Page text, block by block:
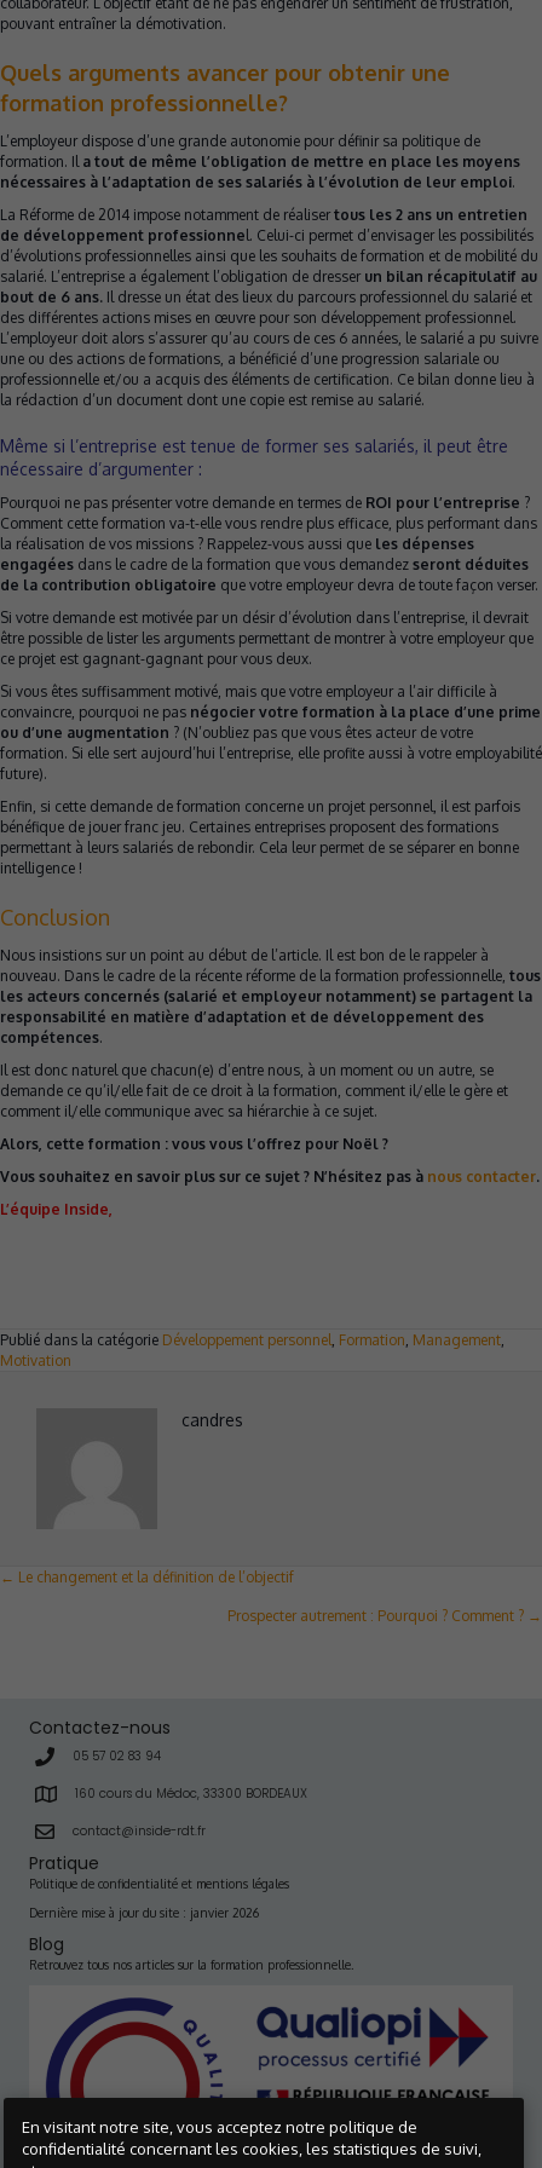
pouvant entraîner la démotivation.
Quels arguments avancer pour obtenir une
formation professionnelle?
L’employeur dispose d’une grande autonomie pour définir sa politique de
formation. Ila tout de même l’obligation de mettre en place les moyens
nécessaires à l’adaptation de ses salariés à l’évolution de leur emploi.
La Réforme de 2014 impose notamment de réaliser tous les 2 ans un entretien
de développement professionnel. Celui-ci permet d’envisager les possibilités
d’évolutions professionnelles ainsi que les souhaits de formation et de mobilité du
salarié. L’entreprise a également l’obligation de dresser un bilan récapitulatif au
bout de 6 ans. Il dresse un état des lieux du parcours professionnel du salarié et
des différentes actions mises en œuvre pour son développement professionnel.
L’employeur doit alors s’assurer qu’au cours de ces 6 années, le salarié a pu suivre
une ou des actions de formations, a bénéficié d’une progression salariale ou
professionnelle et/ou a acquis des éléments de certification. Ce bilan donne lieu à
la rédaction d’un document dont une copie est remise au salarié.
Même si l’entreprise est tenue de former ses salariés, il peut être
nécessaire d’argumenter :
Pourquoi ne pas présenter votre demande en termes de ROI pour l’entreprise ?
Comment cette formation va-t-elle vous rendre plus efficace, plus performant dans
la réalisation de vos missions ? Rappelez-vous aussi que les dépenses
engagées dans le cadre de la formation que vous demandez seront déduites
de la contribution obligatoire que votre employeur devra de toute façon verser.
Si votre demande est motivée par un désir d’évolution dans l’entreprise, il devrait
être possible de lister les arguments permettant de montrer à votre employeur que
ce projet est gagnant-gagnant pour vous deux.
Si vous êtes suffisamment motivé, mais que votre employeur a l’air difficile à
convaincre, pourquoi ne pas négocier votre formation à la place d’une prime
ou d’une augmentation ? (N’oubliez pas que vous êtes acteur de votre
formation. Si elle sert aujourd’hui l’entreprise, elle profite aussi à votre employabilité
future).
Enfin, si cette demande de formation concerne un projet personnel, il est parfois
bénéfique de jouer franc jeu. Certaines entreprises proposent des formations
permettant à leurs salariés de rebondir. Cela leur permet de se séparer en bonne
intelligence !
Conclusion
Nous insistions sur un point au début de l’article. Il est bon de le rappeler à
nouveau. Dans le cadre de la récente réforme de la formation professionnelle, tous
les acteurs concernés (salarié et employeur notamment) se partagent la
responsabilité en matière d’adaptation et de développement des
compétences.
Il est donc naturel que chacun(e) d’entre nous, à un moment ou un autre, se
demande ce qu’il/elle fait de ce droit à la formation, comment il/elle le gère et
comment il/elle communique avec sa hiérarchie à ce sujet.
Alors, cette formation : vous vous l’offrez pour Noël ?
Vous souhaitez en savoir plus sur ce sujet ? N’hésitez pas à nous contacter.
L’équipe Inside,
Publié dans la catégorie Développement personnel, Formation, Management,
Motivation
candres
Posts
← Le changement et la définition de l’objectif
Prospecter autrement : Pourquoi ? Comment ? →
Contactez-nous
05 57 02 83 94
160 cours du Médoc, 33300 BORDEAUX
contact@inside-rdt.fr
Pratique
Politique de confidentialité et mentions légales
Dernière mise à jour du site : janvier 2026
Blog
Retrouvez tous nos articles sur la formation professionnelle.
En visitant notre site, vous acceptez notre politique de
confidentialité concernant les cookies, les statistiques de suivi,